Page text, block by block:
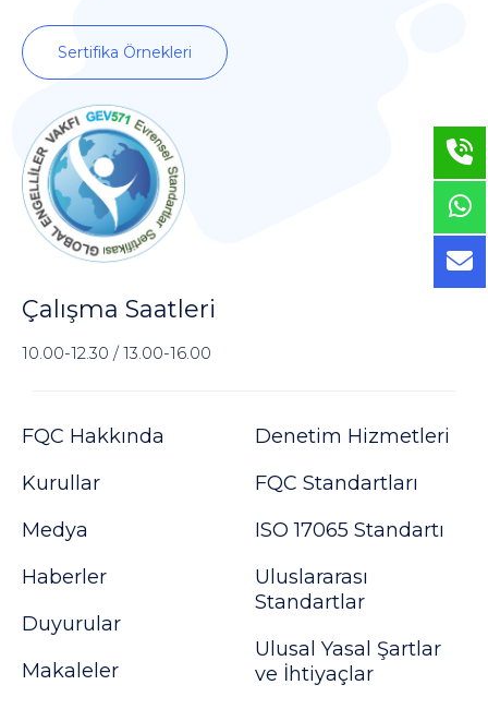
Sertifika Örnekleri
Çalışma Saatleri
10.00-12.30 / 13.00-16.00
FQC Hakkında
Kurullar
Medya
Haberler
Duyurular
Makaleler
Denetim Hizmetleri
FQC Standartları
ISO 17065 Standartı
Uluslararası
Standartlar
Ulusal Yasal Şartlar
ve İhtiyaçlar